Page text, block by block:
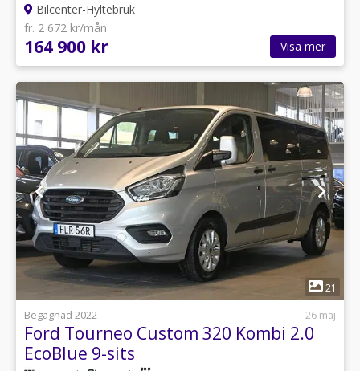
Bilcenter-Hyltebruk
fr. 2 672 kr/mån
164 900 kr Visa mer
1
21
Begagnad 2022
26 maj
Ford Tourneo Custom 320 Kombi 2.0
EcoBlue 9-sits